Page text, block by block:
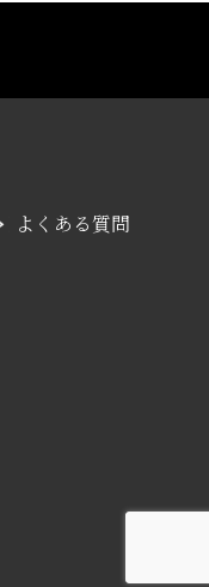
よくある質問